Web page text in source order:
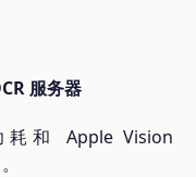
服务器
和 Apple Vision